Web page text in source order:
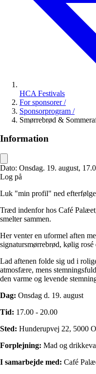
HCA Festivals
For sponsorer /
Sponsorprogram /
Smørrebrød &
Information
Dato: Onsdag. 19. august,
Log på
Luk "min profil" ned
Træd indenfor hos Café
smelter sammen.
Her venter en uformel aften
signatursmørrebrød, kølig rosé
Lad aftenen folde sig ud i
atmosfære, mens
den varme og levende
Dag: Onsdag d. 19. august
Tid: 17.00 - 20.00
Sted: Hunderupvej 22, 5000
Forplejning: Mad og
I samarbejde med: Café